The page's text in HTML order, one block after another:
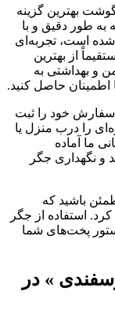
بهترین گزینه
به طور دقیق و با
شده است، تجربه‌ای
از بهترین
و بهداشتی به
حاصل کنید.
سفارش خود را ثبت
را درب منزل یا
ما آماده
و نگهداری جگر
باشید که
استفاده از جگر
پخت‌های شما
» در